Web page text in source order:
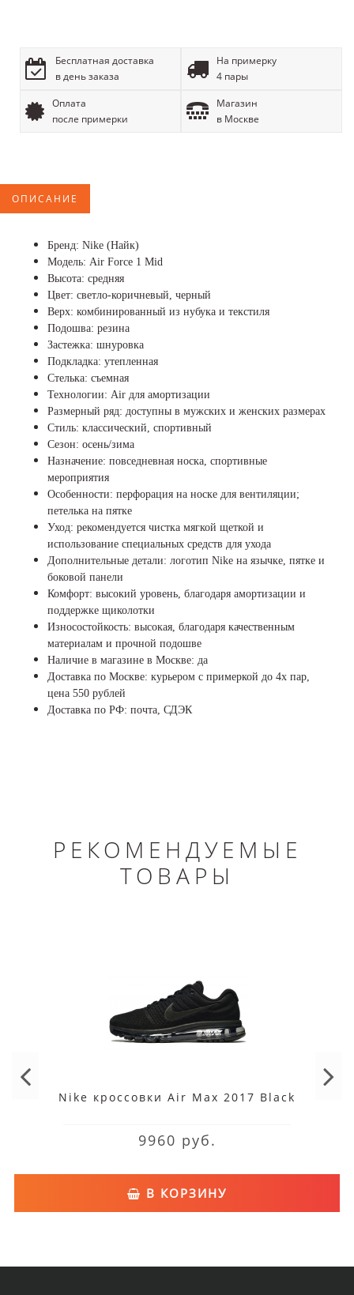
Бесплатная доставка
в день заказа
На примерку
4 пары
Оплата
после примерки
Магазин
в Москве
ОПИСАНИЕ
Бренд: Nike (Найк)
Модель: Air Force 1 Mid
Высота: средняя
Цвет: светло-коричневый, черный
Верх: комбинированный из нубука и текстиля
Подошва: резина
Застежка: шнуровка
Подкладка: утепленная
Стелька: съемная
Технологии: Air для амортизации
Размерный ряд: доступны в мужских и женских размерах
Стиль: классический, спортивный
Сезон: осень/зима
Назначение: повседневная носка, спортивные
мероприятия
Особенности: перфорация на носке для вентиляции;
петелька на пятке
Уход: рекомендуется чистка мягкой щеткой и
использование специальных средств для ухода
Дополнительные детали: логотип Nike на язычке, пятке и
боковой панели
Комфорт: высокий уровень, благодаря амортизации и
поддержке щиколотки
Износостойкость: высокая, благодаря качественным
материалам и прочной подошве
Наличие в магазине в Москве: да
Доставка по Москве: курьером с примеркой до 4х пар,
цена 550 рублей
Доставка по РФ: почта, СДЭК
РЕКОМЕНДУЕМЫЕ
ТОВАРЫ
Nike кроссовки Air Max 2017 Black
9960 руб.
В КОРЗИНУ